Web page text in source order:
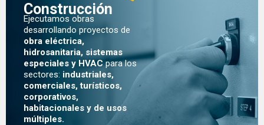
Construcción
Ejecutamos obras
desarrollando proyectos de
obra eléctrica,
hidrosanitaria, sistemas
especiales y HVACpara los
sectores: industriales,
comerciales, turísticos,
corporativos,
habitacionales y de usos
múltiples.